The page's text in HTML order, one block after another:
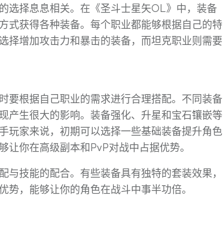
选择息息相关。在《圣斗士星矢OL》中，装备
式获得各种装备。每个职业都能够根据自己的特
择增加攻击力和暴击的装备，而坦克职业则需要
要根据自己职业的需求进行合理搭配。不同装备
产生很大的影响。装备强化、升星和宝石镶嵌等
玩家来说，初期可以选择一些基础装备提升角色
你在高级副本和PvP对战中占据优势。
技能的配合。有些装备具有独特的套装效果，
，能够让你的角色在战斗中事半功倍。